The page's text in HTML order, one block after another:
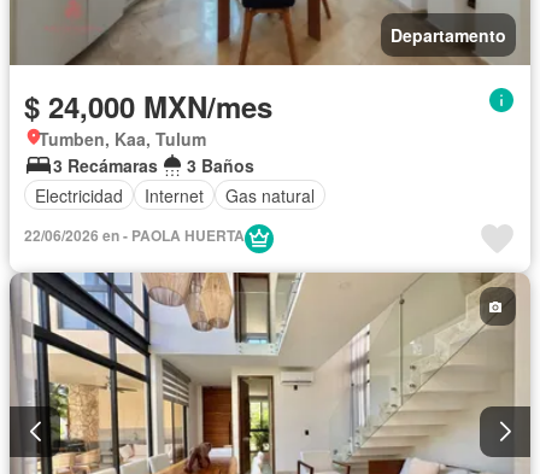
Departamento
$ 24,000 MXN/mes
Tumben, Kaa, Tulum
3 Recámaras
3 Baños
Electricidad
Internet Gas natural
22/06/2026 en - PAOLA HUERTA